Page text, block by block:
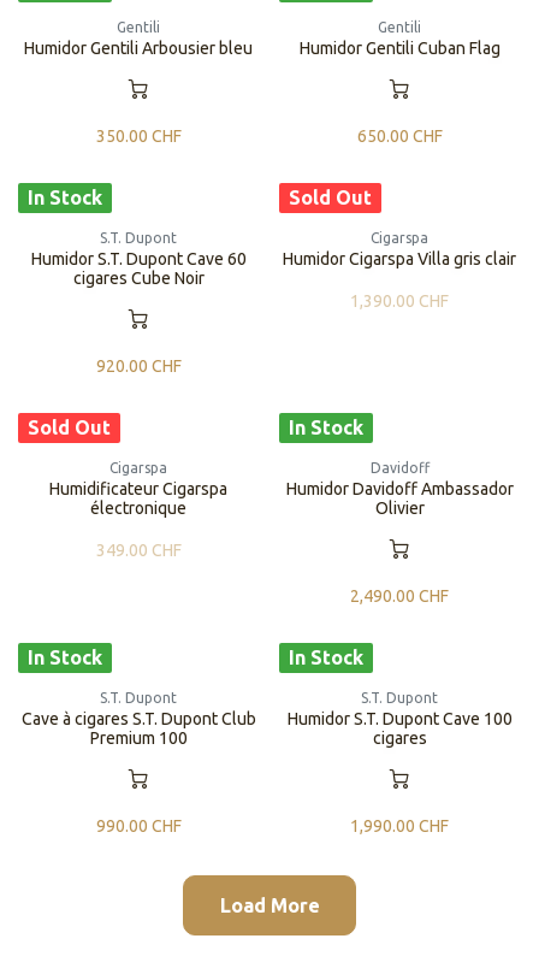
Gentili
​​Humidor Gentili Arbousier bleu
350.00 CHF
Gentili
​​Humidor Gentili Cuban Flag
650.00 CHF
In Stock
S.T. Dupont
Humidor S.T. Dupont Cave 60
cigares Cube Noir
920.00 CHF
Sold Out
Cigarspa
​​Humidor Cigarspa Villa gris clair
1,390.00 CHF
Sold Out
Cigarspa
​​Humidificateur Cigarspa
électronique
349.00 CHF
In Stock
Davidoff
Humidor Davidoff Ambassador
Olivier
2,490.00 CHF
In Stock
S.T. Dupont
​​Cave à cigares S.T. Dupont Club
Premium 100
990.00 CHF
In Stock
S.T. Dupont
​​Humidor S.T. Dupont Cave 100
cigares
1,990.00 CHF
Load More